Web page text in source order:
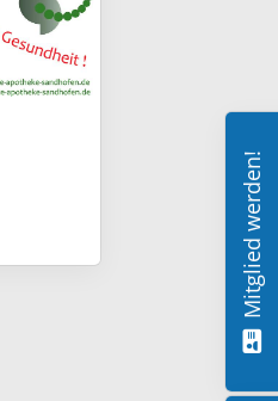
Mitglied werden!